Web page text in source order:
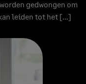
gedwongen om
leiden tot het […]